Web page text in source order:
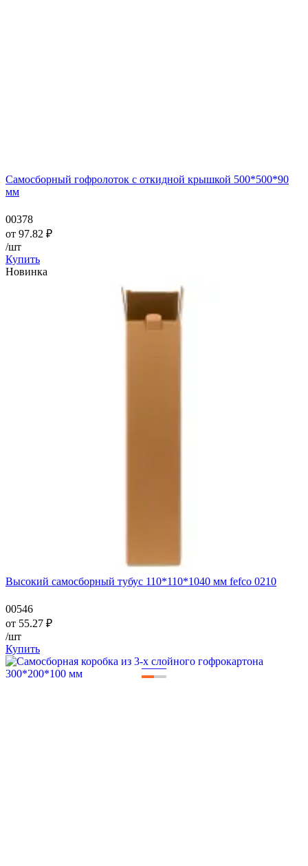
Самосборный гофролоток с откидной крышкой 500*500*90
мм
00378
от 97.82 ₽
/шт
Купить
Новинка
———
Высокий самосборный тубус 110*110*1040 мм fefco 0210
00546
от 55.27 ₽
/шт
Купить
——